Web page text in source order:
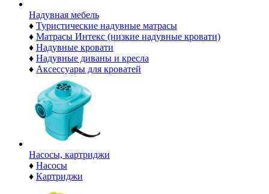
Надувная мебель
♦ Туристические надувные матрасы
♦ Матрасы Интекс (низкие надувные кровати)
♦ Надувные кровати
♦ Надувные диваны и кресла
♦ Аксессуары для кроватей
Насосы, картриджи
♦ Насосы
♦ Картриджи